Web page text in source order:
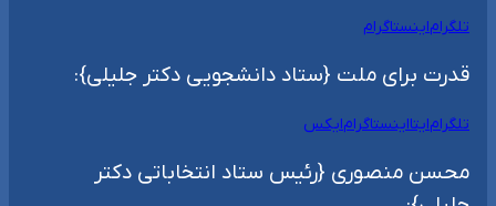
تلگراماینستاگرام
قدرت برای ملت {ستاد دانشجویی دکتر جلیلی}:
تلگرامایتااینستاگرامایکس
محسن منصوری {رئیس ستاد انتخاباتی دکتر